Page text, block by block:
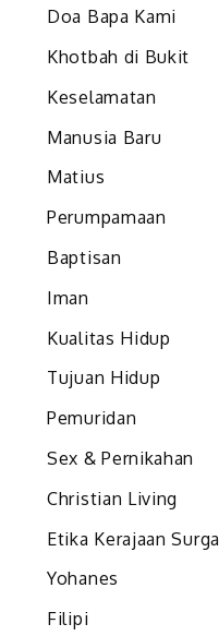
Doa Bapa Kami
Khotbah di Bukit
Keselamatan
Manusia Baru
Matius
Perumpamaan
Baptisan
Iman
Kualitas Hidup
Tujuan Hidup
Pemuridan
Sex & Pernikahan
Christian Living
Etika Kerajaan Surga
Yohanes
Filipi